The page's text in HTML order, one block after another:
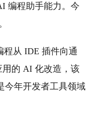
编程助手能力。今
程从 IDE 插件向通
的 AI 化改造，该
今年开发者工具领域